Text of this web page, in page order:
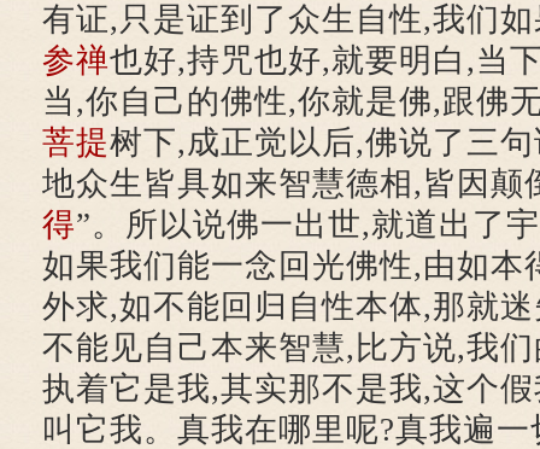
有证,只是证到了众生自性,我们
参禅也好,持咒也好,就要明白,当
当,你自己的佛性,你就是佛,跟佛
菩提树下,成正觉以后,佛说了三
地众生皆具如来智慧德相,皆因颠
得”。所以说佛一出世,就道出了
如果我们能一念回光佛性,由如本
外求,如不能回归自性本体,那就
不能见自己本来智慧,比方说,我
执着它是我,其实那不是我,这个
叫它我。真我在哪里呢?真我遍